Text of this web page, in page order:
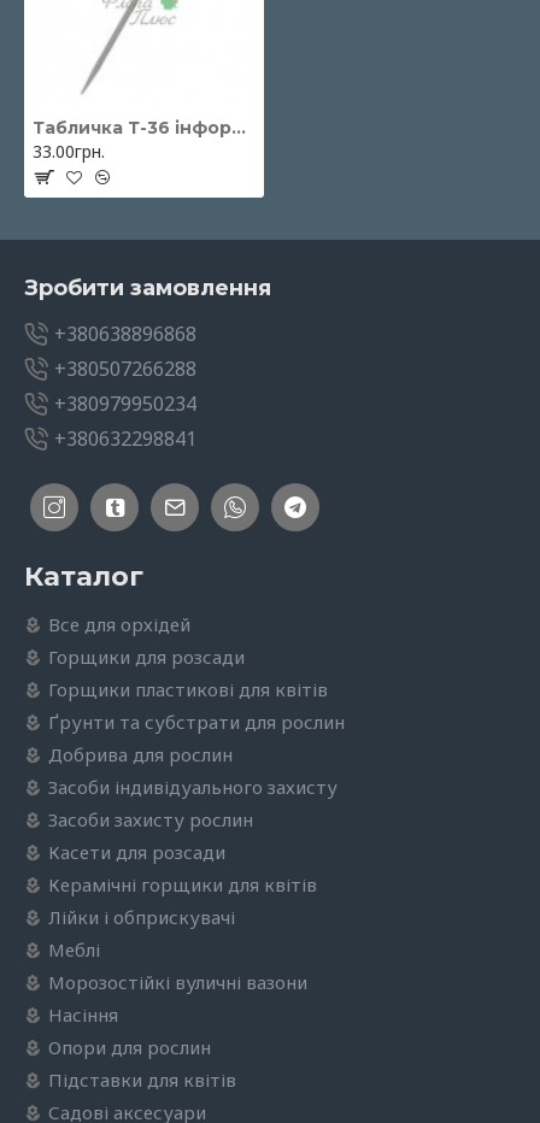
Табличка Т-36 інформаційна 15х10х36см
33.00грн.
Зробити замовлення
+380638896868
+380507266288
+380979950234
+380632298841
Каталог
Все для орхідей
Горщики для розсади
Горщики пластикові для квітів
Ґрунти та субстрати для рослин
Добрива для рослин
Засоби індивідуального захисту
Засоби захисту рослин
Касети для розсади
Керамічні горщики для квітів
Лійки і обприскувачі
Меблі
Морозостійкі вуличні вазони
Насіння
Опори для рослин
Підставки для квітів
Садові аксесуари